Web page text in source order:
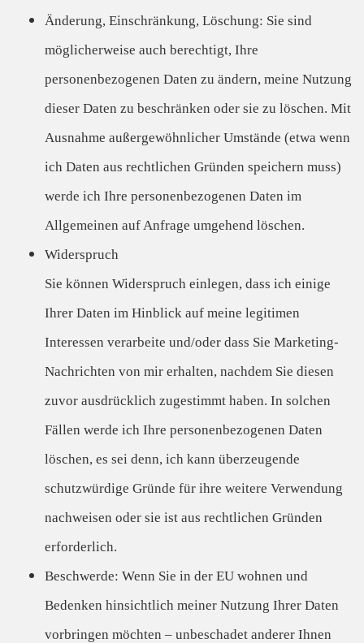
Änderung, Einschränkung, Löschung: Sie sind
möglicherweise auch berechtigt, Ihre
personenbezogenen Daten zu ändern, meine Nutzung
dieser Daten zu beschränken oder sie zu löschen. Mit
Ausnahme außergewöhnlicher Umstände (etwa wenn
ich Daten aus rechtlichen Gründen speichern muss)
werde ich Ihre personenbezogenen Daten im
Allgemeinen auf Anfrage umgehend löschen.
Widerspruch
Sie können Widerspruch einlegen, dass ich einige
Ihrer Daten im Hinblick auf meine legitimen
Interessen verarbeite und/oder dass Sie Marketing-
Nachrichten von mir erhalten, nachdem Sie diesen
zuvor ausdrücklich zugestimmt haben. In solchen
Fällen werde ich Ihre personenbezogenen Daten
löschen, es sei denn, ich kann überzeugende
schutzwürdige Gründe für ihre weitere Verwendung
nachweisen oder sie ist aus rechtlichen Gründen
erforderlich.
Beschwerde: Wenn Sie in der EU wohnen und
Bedenken hinsichtlich meiner Nutzung Ihrer Daten
vorbringen möchten – unbeschadet anderer Ihnen